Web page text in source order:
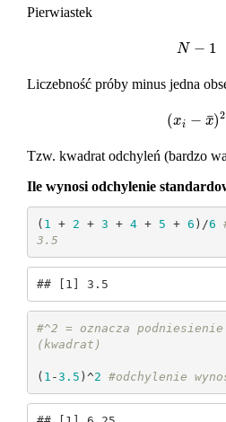
Pierwiastek
N − 1
N −1
Liczebność próby minus jedna
(xi − x
¯)2
(xi −x ¯)2
Tzw. kwadrat odchyleń (bardzo
Ile wynosi odchylenie
( 1 + 2 + 3 + 4 + 5 + 6 )/6
3.5
## [1] 3.5
#^2 = oznacza
(kwadrat)
( 1 -3.5 )^2 #odchylenie